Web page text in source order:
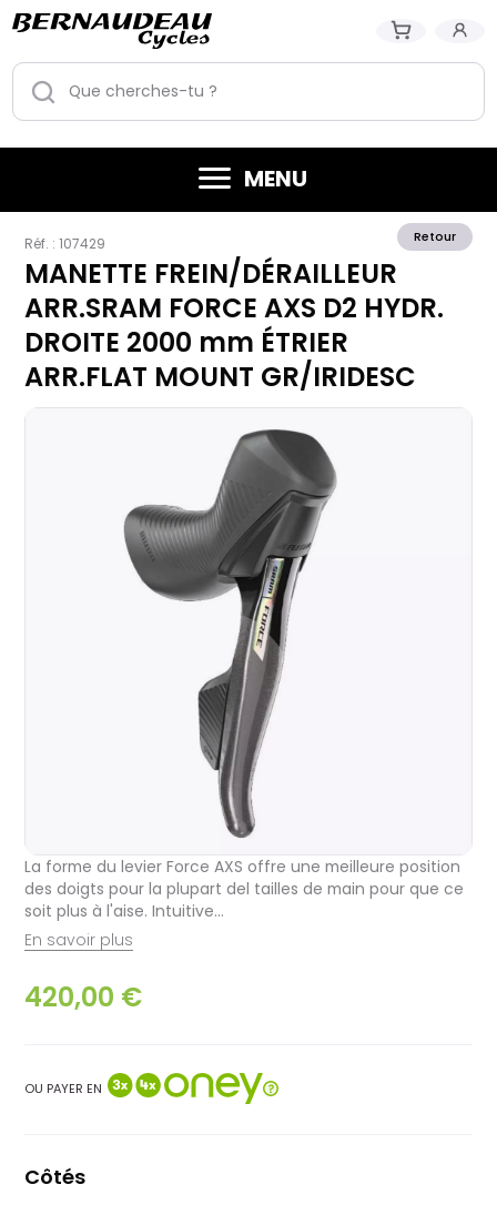
MENU
Retour
Réf. : 107429
MANETTE FREIN/DÉRAILLEUR
ARR.SRAM FORCE AXS D2 HYDR.
DROITE 2000 mm ÉTRIER
ARR.FLAT MOUNT GR/IRIDESC
La forme du levier Force AXS offre une meilleure position
des doigts pour la plupart del tailles de main pour que ce
soit plus à l'aise. Intuitive...
En savoir plus
420,00 €
OU PAYER EN
Côtés